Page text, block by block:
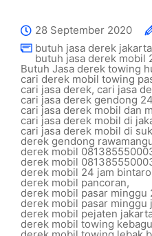
28 September 2020
butuh jasa derek
butuh jasa derek mobil
Butuh Jasa derek towing
cari derek mobil towing
cari jasa derek, cari jasa
cari jasa derek gendong
cari jasa derek mobil dan
cari jasa derek mobil di
cari jasa derek mobil di
derek gendong
derek mobil
derek mobil
derek mobil 24 jam
derek mobil pancoran,
derek mobil pasar minggu
derek mobil pasar minggu
derek mobil pejaten
derek mobil towing